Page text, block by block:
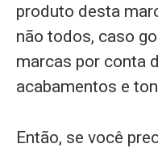
produto desta
não todos, caso
marcas por conta
acabamentos e
Então, se você